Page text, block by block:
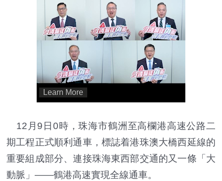
12月9日0時，珠海市鶴洲至高欄港高速公路二
期工程正式順利通車，標誌着港珠澳大橋西延線的
重要組成部分、連接珠海東西部交通的又一條「大
動脈」——鶴港高速實現全線通車。